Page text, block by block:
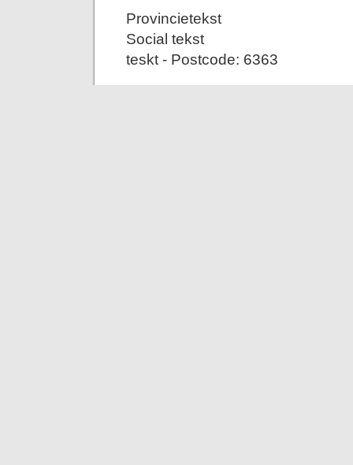
Provincietekst
Social tekst
teskt - Postcode: 6363